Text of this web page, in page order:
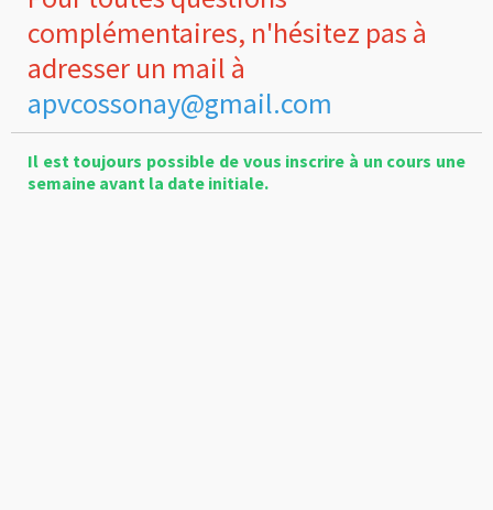
complémentaires, n'hésitez pas à
adresser un mail à
apvcossonay@gmail.com
Il est toujours possible de vous inscrire à un cours une
semaine avant la date initiale.